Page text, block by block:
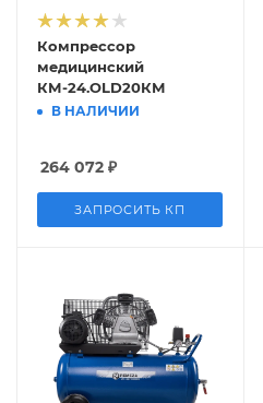
Компрессор
медицинский
КМ-24.OLD20КМ
В НАЛИЧИИ
264 072 ₽
ЗАПРОСИТЬ КП